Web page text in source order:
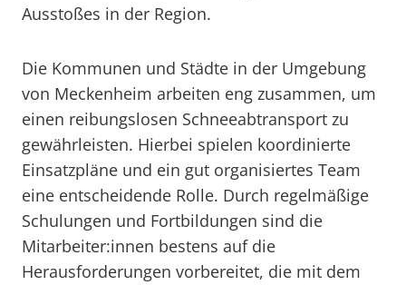
Ausstoßes in der Region.
Die Kommunen und Städte in der Umgebung
von Meckenheim arbeiten eng zusammen, um
einen reibungslosen Schneeabtransport zu
gewährleisten. Hierbei spielen koordinierte
Einsatzpläne und ein gut organisiertes Team
eine entscheidende Rolle. Durch regelmäßige
Schulungen und Fortbildungen sind die
Mitarbeiter:innen bestens auf die
Herausforderungen vorbereitet, die mit dem